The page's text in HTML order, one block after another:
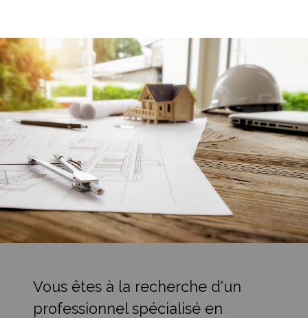
Vous êtes à la recherche d'un
professionnel spécialisé en